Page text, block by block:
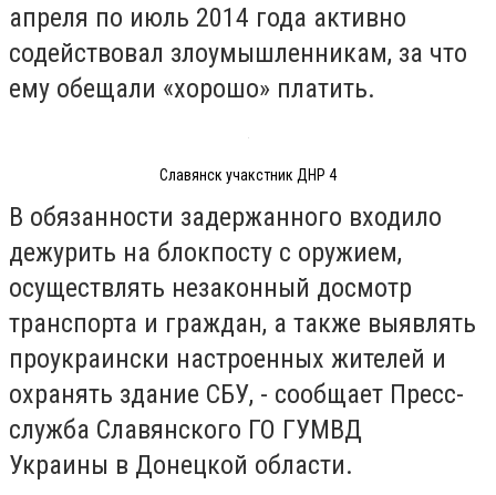
апреля по июль 2014 года активно
содействовал злоумышленникам, за что
ему обещали «хорошо» платить.
Славянск учакстник ДНР 4
В обязанности задержанного входило
дежурить на блокпосту с оружием,
осуществлять незаконный досмотр
транспорта и граждан, а также выявлять
проукраински настроенных жителей и
охранять здание СБУ, - сообщает Пресс-
служба Славянского ГО ГУМВД
Украины в Донецкой области.